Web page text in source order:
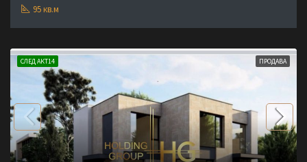
95 кв.м
ПРОДАВА
СЛЕД АКТ14